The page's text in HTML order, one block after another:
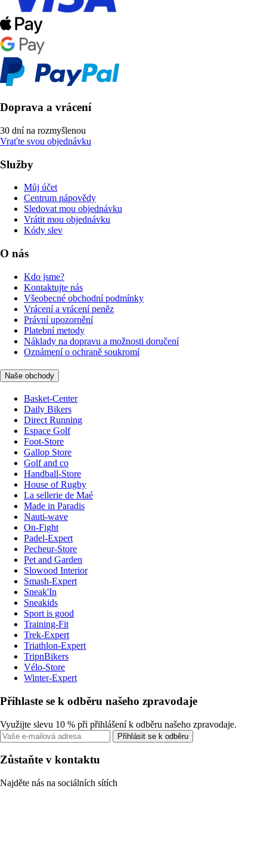
Doprava a vrácení
30 dní na rozmyšlenou
Vraťte svou objednávku
Služby
Můj účet
Centrum nápovědy
Sledovat mou objednávku
Vrátit mou objednávku
Kódy slev
O nás
Kdo jsme?
Kontaktujte nás
Všeobecné obchodní podmínky
Vrácení a vrácení peněz
Právní upozornění
Platební metody
Náklady na dopravu a možnosti doručení
Oznámení o ochraně soukromí
Naše obchody
Basket-Center
Daily Bikers
Direct Running
Espace Golf
Foot-Store
Gallop Store
Golf and co
Handball-Store
House of Rugby
La sellerie de Maé
Made in Paradis
Nauti-wave
On-Fight
Padel-Expert
Pecheur-Store
Pet and Garden
Slowood Interior
Smash-Expert
Sneak'In
Sneakids
Sport is good
Training-Fit
Trek-Expert
Triathlon-Expert
TripnBikers
Vélo-Store
Winter-Expert
Přihlaste se k odběru našeho zpravodaje
Využijte slevu 10 % při přihlášení k odběru našeho zpravodaje.
Přihlásit se k odběru
Zůstaňte v kontaktu
Najděte nás na sociálních sítích